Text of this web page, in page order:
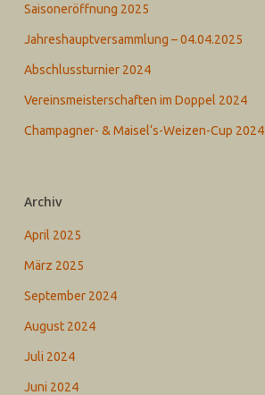
Saisoneröffnung 2025
Jahreshauptversammlung – 04.04.2025
Abschlussturnier 2024
Vereinsmeisterschaften im Doppel 2024
Champagner- & Maisel‘s-Weizen-Cup 2024
Archiv
April 2025
März 2025
September 2024
August 2024
Juli 2024
Juni 2024